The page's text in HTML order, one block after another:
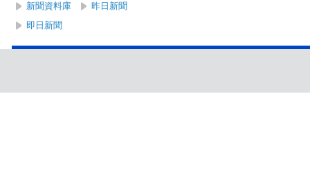
新聞資料庫
昨日新聞
即日新聞